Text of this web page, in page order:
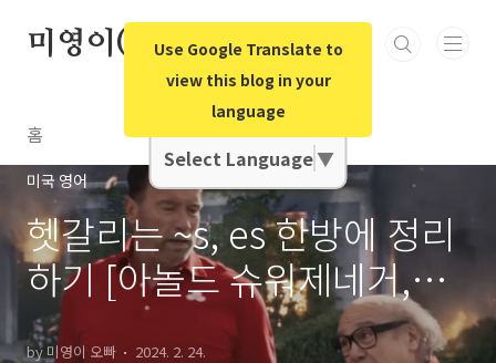
Use Google Translate to
view this blog in your
language
Google Translate
Select Language▼
미영이(미국영어)오빠
홈
미국 영어
헷갈리는 ~s, es 한방에 정리
하기 [아놀드 슈워제네거,영
상有]
by 미영이 오빠 2024. 2. 24.